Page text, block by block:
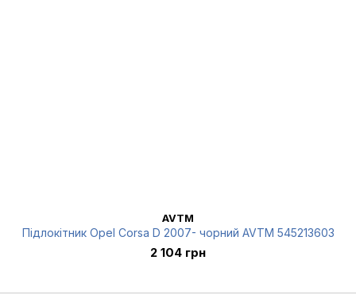
AVTM
Підлокітник Opel Corsa D 2007- чорний AVTM 545213603
2 104 грн